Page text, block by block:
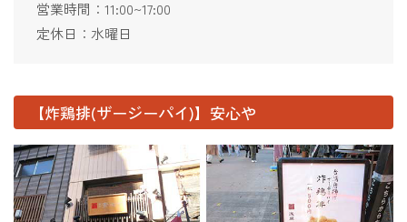
営業時間：11:00~17:00
定休日：水曜日
【炸鶏排(ザージーパイ)】安心や